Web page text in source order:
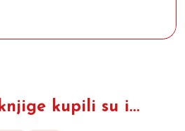
kupili su i...